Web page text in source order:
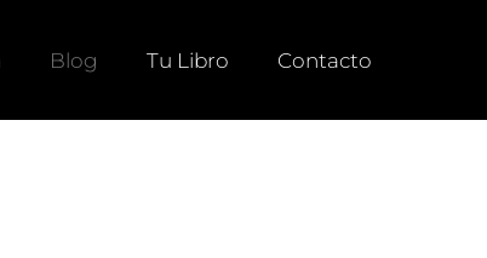
Blog Tu Libro Contacto